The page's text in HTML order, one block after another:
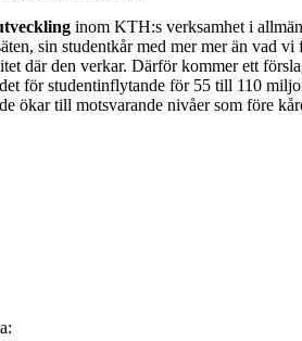
inom KTH:s verksamhet i
sin studentkår med mer mer än vad
där den verkar. Därför kommer ett
för studentinflytande för 55 till 110
ökar till motsvarande nivåer som före